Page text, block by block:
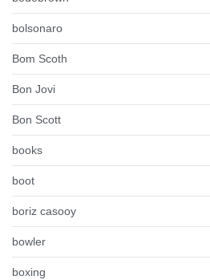
bolsonaro
Bom Scoth
Bon Jovi
Bon Scott
books
boot
boriz casooy
bowler
boxing